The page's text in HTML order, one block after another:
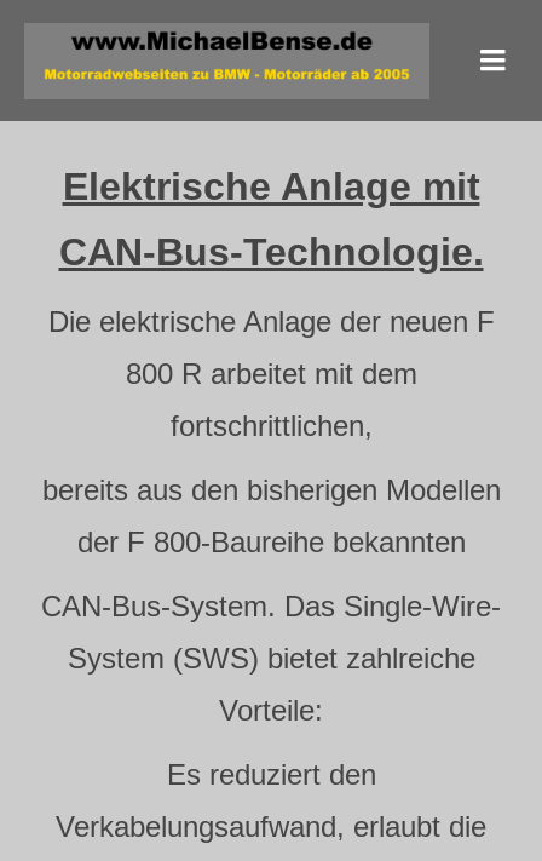
Elektrische Anlage mit
CAN-Bus-Technologie.
Die elektrische Anlage der neuen F
800 R arbeitet mit dem
fortschrittlichen,
bereits aus den bisherigen Modellen
der F 800-Baureihe bekannten
CAN-Bus-System. Das Single-Wire-
System (SWS) bietet zahlreiche
Vorteile:
Es reduziert den
Verkabelungsaufwand, erlaubt die